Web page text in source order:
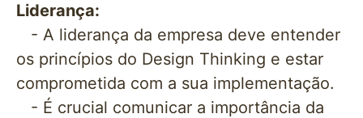
Liderança:
- A liderança da empresa deve entender
os princípios do Design Thinking e estar
comprometida com a sua implementação.
- É crucial comunicar a importância da